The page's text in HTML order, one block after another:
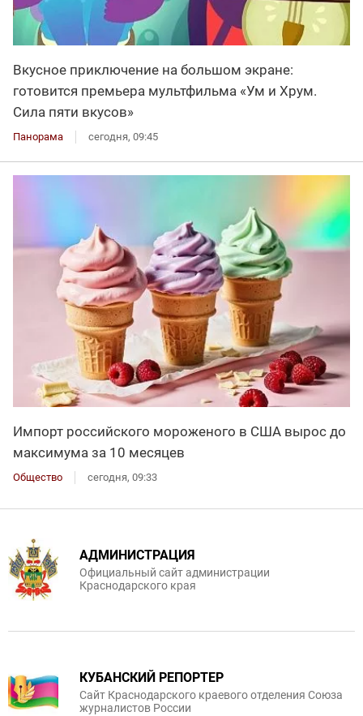
Вкусное приключение на большом экране:
готовится премьера мультфильма «Ум и Хрум.
Сила пяти вкусов»
Панорама сегодня, 09:45
Импорт российского мороженого в США вырос до
максимума за 10 месяцев
Общество сегодня, 09:33
АДМИНИСТРАЦИЯ
Официальный сайт администрации
Краснодарского края
КУБАНСКИЙ РЕПОРТЕР
Сайт Краснодарского краевого отделения Союза
журналистов России